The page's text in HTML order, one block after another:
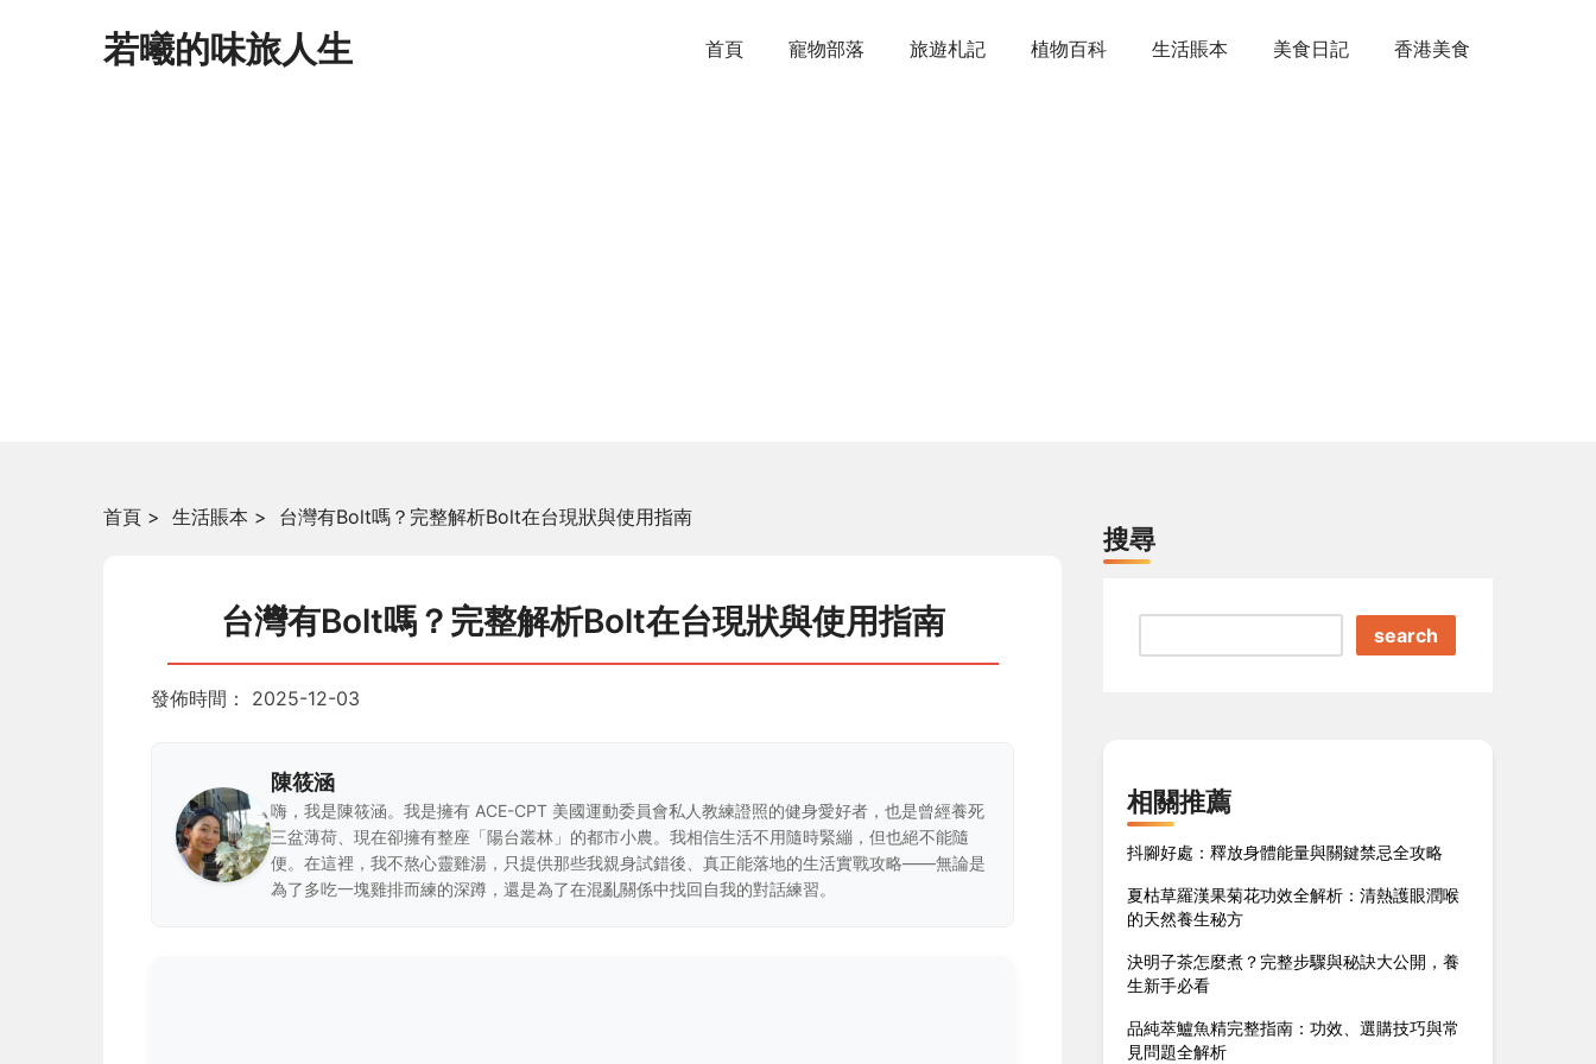
若曦的味旅人生 首頁 寵物部落 旅遊札記 植物百科 生活賬本 美食日記 香港美食
首頁 > 生活賬本 > 台灣有Bolt嗎？完整解析Bolt在台現狀與使用指南
台灣有Bolt嗎？完整解析Bolt在台現狀與使用指南
發佈時間： 2025-12-03
陳筱涵
嗨，我是陳筱涵。我是擁有 ACE-CPT 美國運動委員會私人教練證照的健身愛好者，也是曾經養死
三盆薄荷、現在卻擁有整座「陽台叢林」的都市小農。我相信生活不用隨時緊繃，但也絕不能隨
便。在這裡，我不熬心靈雞湯，只提供那些我親身試錯後、真正能落地的生活實戰攻略——無論是
為了多吃一塊雞排而練的深蹲，還是為了在混亂關係中找回自我的對話練習。
搜尋
search
相關推薦
抖腳好處：釋放身體能量與關鍵禁忌全攻略
夏枯草羅漢果菊花功效全解析：清熱護眼潤喉
的天然養生秘方
決明子茶怎麼煮？完整步驟與秘訣大公開，養
生新手必看
品純萃鱸魚精完整指南：功效、選購技巧與常
見問題全解析